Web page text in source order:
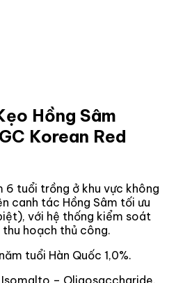
Hồng Sâm
Korean Red
6 tuổi trồng ở khu vực không
canh tác Hồng Sâm tối ưu
với hệ thống kiểm soát
hoạch thủ công.
tuổi Hàn Quốc 1,0%.
– Oligosaccharide.